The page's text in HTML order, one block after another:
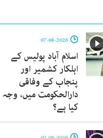
اسلام آباد پولیس کے
اہلکار کشمیر اور
پنجاب کے وفاقی
دارالحکومت میں، وجہ
کیا ہے؟